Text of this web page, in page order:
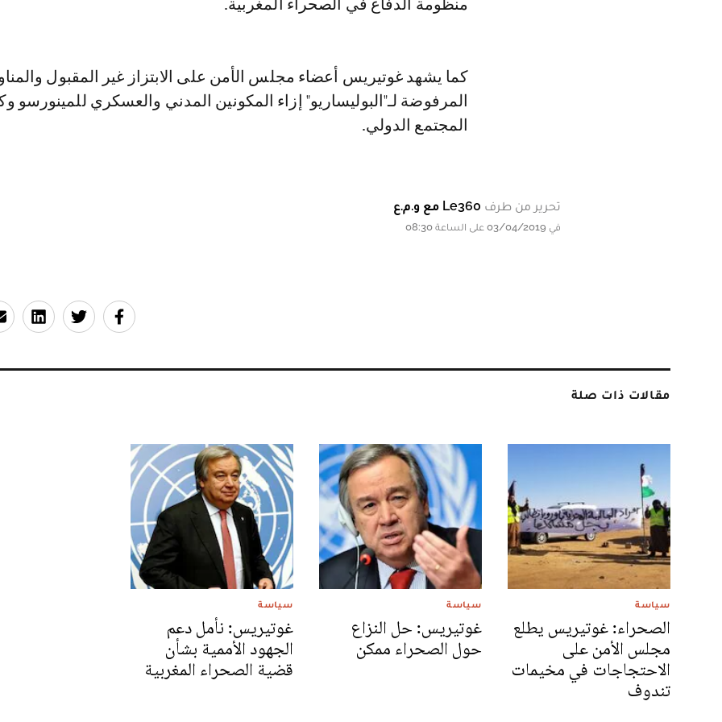
منظومة الدفاع في الصحراء المغربية.
كما يشهد غوتيريس أعضاء مجلس الأمن على الابتزاز غير المقبول
المرفوضة لـ"البوليساريو" إزاء المكونين المدني والعسكري للمينورسو
المجتمع الدولي.
تحرير من طرف Le360 مع و.م.ع
في 03/04/2019 على الساعة 08:30
مقالات ذات صلة
سياسة
الصحراء: غوتيريس يطلع
مجلس الأمن على
الاحتجاجات في مخيمات
تندوف
سياسة
غوتيريس: حل النزاع
حول الصحراء ممكن
سياسة
غوتيريس: نأمل دعم
الجهود الأممية بشأن
قضية الصحراء المغربية